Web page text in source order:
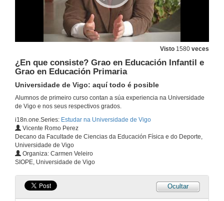
Visto 1580 veces
¿En que consiste? Grao en Educación Infantil e
Grao en Educación Primaria
Universidade de Vigo: aquí todo é posible
Alumnos de primeiro curso contan a súa experiencia na Universidade
de Vigo e nos seus respectivos grados.
i18n.one.Series: Estudar na Universidade de Vigo
Vicente Romo Perez
Decano da Facultade de Ciencias da Educación Física e do Deporte,
Universidade de Vigo
Organiza: Carmen Veleiro
SIOPE, Universidade de Vigo
Ocultar
Universidade de Vigo: aquí todo é posible
27 de abr. de 2016
Alumnos Uvigo opinan: Grao en Belas Artes
Universidade de Vigo: aquí todo é posible
27 de abr. de 2016
Universidade de Vigo: aquí todo é posible
27 de abr. de 2016
Alumnos Uvigo opinan: Grado en Enxeñería Forestal